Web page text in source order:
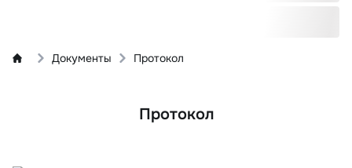
Документы Протокол
Протокол